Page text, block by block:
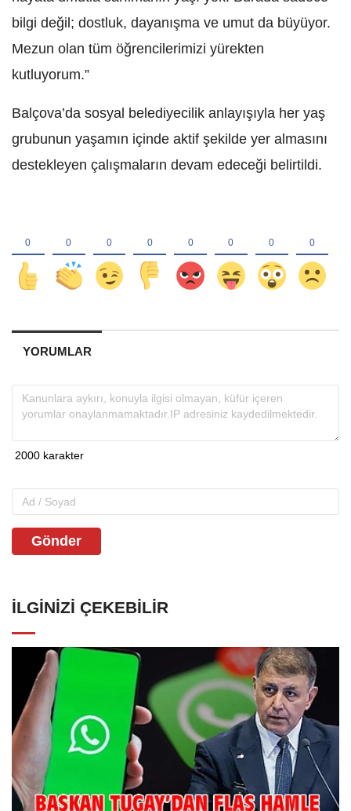
bilgi değil; dostluk, dayanışma ve umut da büyüyor.
Mezun olan tüm öğrencilerimizi yürekten
kutluyorum.”
Balçova’da sosyal belediyecilik anlayışıyla her yaş
grubunun yaşamın içinde aktif şekilde yer almasını
destekleyen çalışmaların devam edeceği belirtildi.
YORUMLAR
Gönder
İLGINIZI ÇEKEBILIR